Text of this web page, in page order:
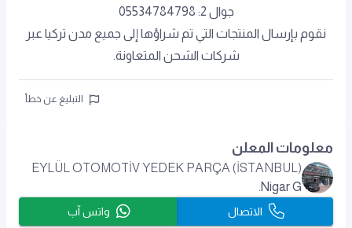
جوال 2: 05534784798
نقوم بإرسال المنتجات التي تم شراؤها إلى جميع مدن تركيا عبر
شركات الشحن المتعاونة.
التبليغ عن خطأ
معلومات المعلن
EYLÜL OTOMOTİV YEDEK PARÇA (İSTANBUL)
Nigar G.
الاتصال واتس آب